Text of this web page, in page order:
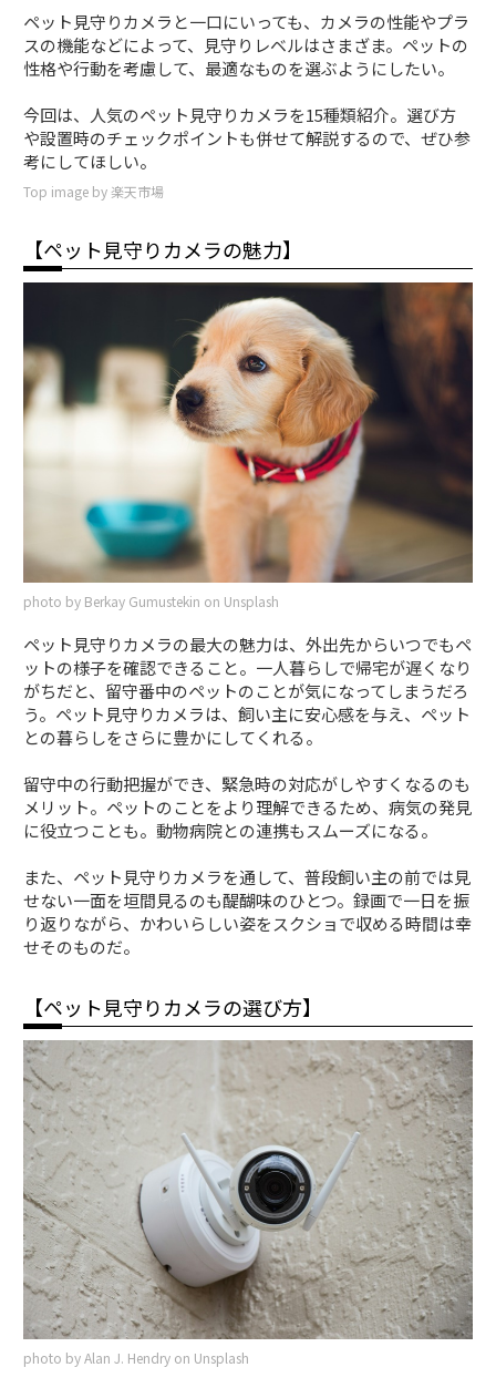
ペット見守りカメラと一口にいっても、カメラの性能やプラ
スの機能などによって、見守りレベルはさまざま。ペットの
性格や行動を考慮して、最適なものを選ぶようにしたい。
今回は、人気のペット見守りカメラを15種類紹介。選び方
や設置時のチェックポイントも併せて解説するので、ぜひ参
考にしてほしい。
Top image by 楽天市場
【ペット見守りカメラの魅力】
photo by Berkay Gumustekin on Unsplash
ペット見守りカメラの最大の魅力は、外出先からいつでもペ
ットの様子を確認できること。一人暮らしで帰宅が遅くなり
がちだと、留守番中のペットのことが気になってしまうだろ
う。ペット見守りカメラは、飼い主に安心感を与え、ペット
との暮らしをさらに豊かにしてくれる。
留守中の行動把握ができ、緊急時の対応がしやすくなるのも
メリット。ペットのことをより理解できるため、病気の発見
に役立つことも。動物病院との連携もスムーズになる。
また、ペット見守りカメラを通して、普段飼い主の前では見
せない一面を垣間見るのも醍醐味のひとつ。録画で一日を振
り返りながら、かわいらしい姿をスクショで収める時間は幸
せそのものだ。
【ペット見守りカメラの選び方】
photo by Alan J. Hendry on Unsplash